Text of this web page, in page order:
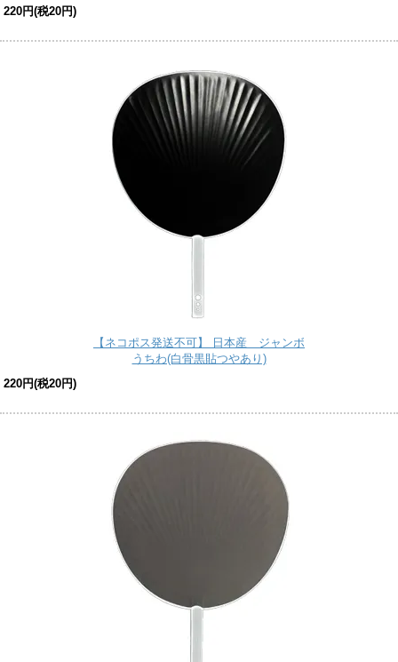
220円(税20円)
【ネコポス発送不可】 日本産 ジャンボ
うちわ(白骨黒貼つやあり)
220円(税20円)